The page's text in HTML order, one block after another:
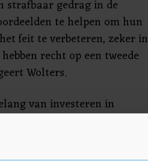
gedrag in de
te helpen om hun
feit te verbeteren, zeker in
recht op een tweede
Wolters.
van investeren in
worden geïnvesteerd in
Jarenlange